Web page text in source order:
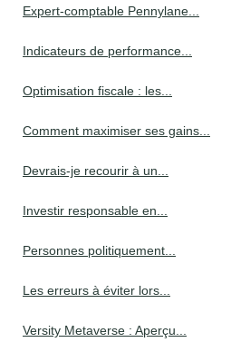
Expert-comptable Pennylane...
Indicateurs de performance...
Optimisation fiscale : les...
Comment maximiser ses gains...
Devrais-je recourir à un...
Investir responsable en...
Personnes politiquement...
Les erreurs à éviter lors...
Versity Metaverse : Aperçu...